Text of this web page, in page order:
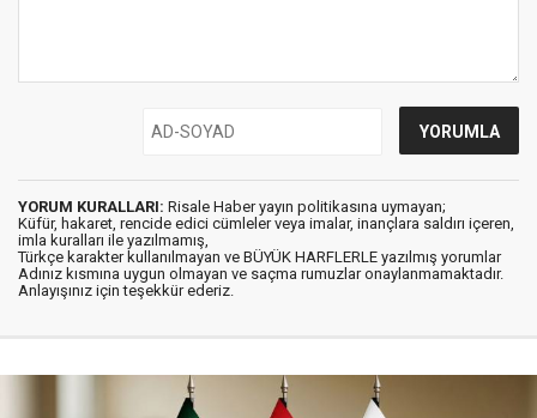
YORUM KURALLARI: Risale Haber yayın politikasına uymayan;
Küfür, hakaret, rencide edici cümleler veya imalar, inançlara saldırı içeren,
imla kuralları ile yazılmamış,
Türkçe karakter kullanılmayan ve BÜYÜK HARFLERLE yazılmış yorumlar
Adınız kısmına uygun olmayan ve saçma rumuzlar onaylanmamaktadır.
Anlayışınız için teşekkür ederiz.